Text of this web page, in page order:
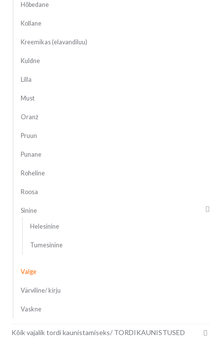
Hõbedane
Kollane
Kreemikas (elavandiluu)
Kuldne
Lilla
Must
Oranž
Pruun
Punane
Roheline
Roosa
Sinine
Helesinine
Tumesinine
Valge
Värviline/ kirju
Vaskne
Kõik vajalik tordi kaunistamiseks/ TORDIKAUNISTUSED